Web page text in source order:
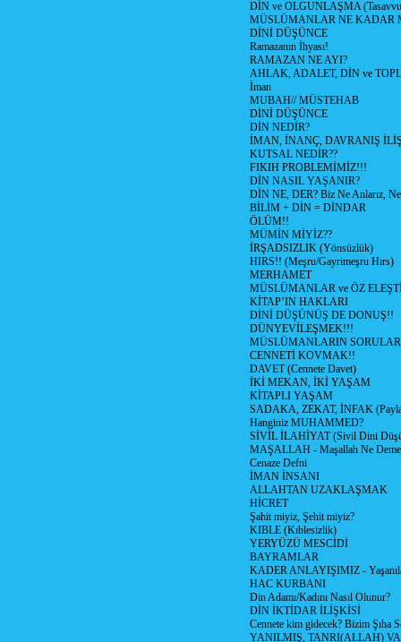
DİN ve OLGUNLAŞMA
MÜSLÜMANLAR NE KADAR
DİNİ DÜŞÜNCE
Ramazanın İhyası!
RAMAZAN NE AYI?
AHLAK, ADALET, DİN ve
İman
MUBAH// MÜSTEHAB
DİNİ DÜŞÜNCE
DİN NEDİR?
İMAN, İNANÇ, DAVRANIŞ
KUTSAL NEDİR??
FIKIH PROBLEMİMİZ!!!
DİN NASIL YAŞANIR?
DİN NE, DER? Biz Ne Anlarız, Ne
BİLİM + DİN = DİNDAR
ÖLÜM!!
MÜMİN MİYİZ??
İRŞADSIZLIK (Yönsüzlük)
HIRS!! (Meşru/Gayrimeşru Hırs)
MERHAMET
MÜSLÜMANLAR ve ÖZ
KİTAP’IN HAKLARI
DİNİ DÜŞÜNÜŞ DE DONUŞ!!
DÜNYEVİLEŞMEK!!!
MÜSLÜMANLARIN
CENNETİ KOVMAK!!
DAVET (Cennete Davet)
İKİ MEKAN, İKİ YAŞAM
KİTAPLI YAŞAM
SADAKA, ZEKAT, İNFAK
Hanginiz MUHAMMED?
SİVİL İLAHİYAT (Sivil Dini
MAŞALLAH - Maşallah Ne
Cenaze Defni
İMAN İNSANI
ALLAHTAN UZAKLAŞMAK
HİCRET
Şahit miyiz, Şehit miyiz?
KIBLE (Kıblesizlik)
YERYÜZÜ MESCİDİ
BAYRAMLAR
KADER ANLAYIŞIMIZ -
HAC KURBANI
Din Adamı/Kadını Nasıl Olunur?
DİN İKTİDAR İLİŞKİSİ
Cennete kim gidecek? Bizim Şıha
YANILMIŞ, TANRI(ALLAH)